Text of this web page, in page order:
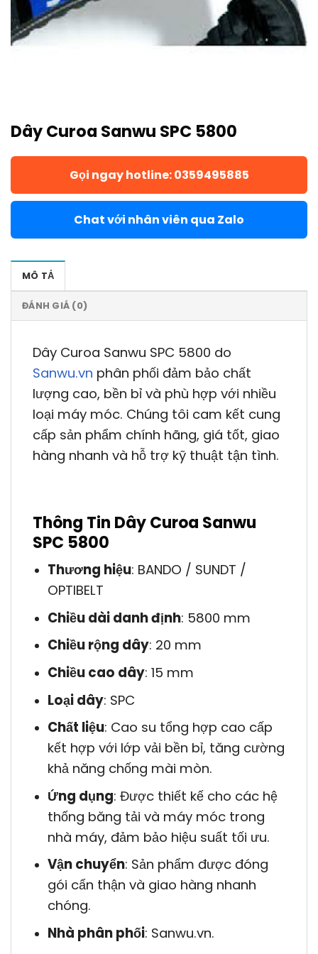
Dây Curoa Sanwu SPC 5800
Gọi ngay hotline: 0359495885
Chat với nhân viên qua Zalo
MÔ TẢ
ĐÁNH GIÁ (0)
Dây Curoa Sanwu SPC 5800 do
Sanwu.vn phân phối đảm bảo chất
lượng cao, bền bỉ và phù hợp với nhiều
loại máy móc. Chúng tôi cam kết cung
cấp sản phẩm chính hãng, giá tốt, giao
hàng nhanh và hỗ trợ kỹ thuật tận tình.
Thông Tin Dây Curoa Sanwu
SPC 5800
Thương hiệu: BANDO / SUNDT /
OPTIBELT
Chiều dài danh định: 5800 mm
Chiều rộng dây: 20 mm
Chiều cao dây: 15 mm
Loại dây: SPC
Chất liệu: Cao su tổng hợp cao cấp
kết hợp với lớp vải bền bỉ, tăng cường
khả năng chống mài mòn.
Ứng dụng: Được thiết kế cho các hệ
thống băng tải và máy móc trong
nhà máy, đảm bảo hiệu suất tối ưu.
Vận chuyển: Sản phẩm được đóng
gói cẩn thận và giao hàng nhanh
chóng.
Nhà phân phối: Sanwu.vn.